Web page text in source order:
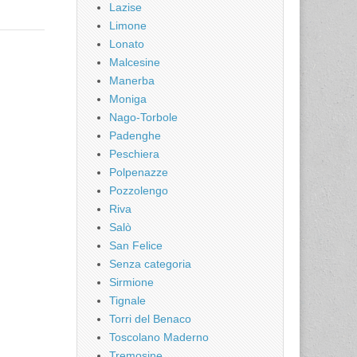
Lazise
Limone
Lonato
Malcesine
Manerba
Moniga
Nago-Torbole
Padenghe
Peschiera
Polpenazze
Pozzolengo
Riva
Salò
San Felice
Senza categoria
Sirmione
Tignale
Torri del Benaco
Toscolano Maderno